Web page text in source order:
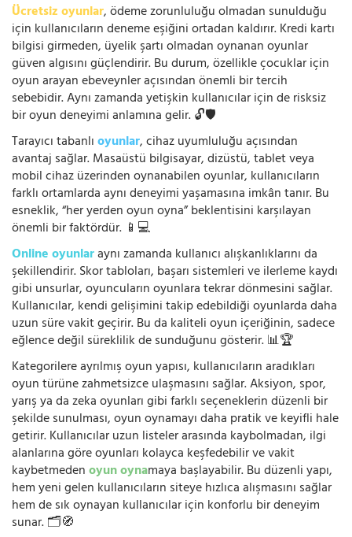
Ücretsiz oyunlar, ödeme zorunluluğu olmadan sunulduğu
için kullanıcıların deneme eşiğini ortadan kaldırır. Kredi kartı
bilgisi girmeden, üyelik şartı olmadan oynanan oyunlar
güven algısını güçlendirir. Bu durum, özellikle çocuklar için
oyun arayan ebeveynler açısından önemli bir tercih
sebebidir. Aynı zamanda yetişkin kullanıcılar için de risksiz
bir oyun deneyimi anlamına gelir. 🔓🛡️
Tarayıcı tabanlıoyunlar, cihaz uyumluluğu açısından
avantaj sağlar. Masaüstü bilgisayar, dizüstü, tablet veya
mobil cihaz üzerinden oynanabilen oyunlar, kullanıcıların
farklı ortamlarda aynı deneyimi yaşamasına imkân tanır. Bu
esneklik, “her yerden oyun oyna” beklentisini karşılayan
önemli bir faktördür. 📱💻
Online oyunlaraynı zamanda kullanıcı alışkanlıklarını da
şekillendirir. Skor tabloları, başarı sistemleri ve ilerleme kaydı
gibi unsurlar, oyuncuların oyunlara tekrar dönmesini sağlar.
Kullanıcılar, kendi gelişimini takip edebildiği oyunlarda daha
uzun süre vakit geçirir. Bu da kaliteli oyun içeriğinin, sadece
eğlence değil süreklilik de sunduğunu gösterir. 📊🏆
Kategorilere ayrılmış oyun yapısı, kullanıcıların aradıkları
oyun türüne zahmetsizce ulaşmasını sağlar. Aksiyon, spor,
yarış ya da zeka oyunları gibi farklı seçeneklerin düzenli bir
şekilde sunulması, oyun oynamayı daha pratik ve keyifli hale
getirir. Kullanıcılar uzun listeler arasında kaybolmadan, ilgi
alanlarına göre oyunları kolayca keşfedebilir ve vakit
kaybetmedenoyun oynamaya başlayabilir. Bu düzenli yapı,
hem yeni gelen kullanıcıların siteye hızlıca alışmasını sağlar
hem de sık oynayan kullanıcılar için konforlu bir deneyim
sunar. 🗂️🧭